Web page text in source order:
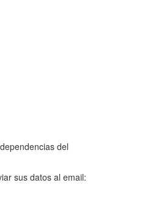
del
sus datos al email: